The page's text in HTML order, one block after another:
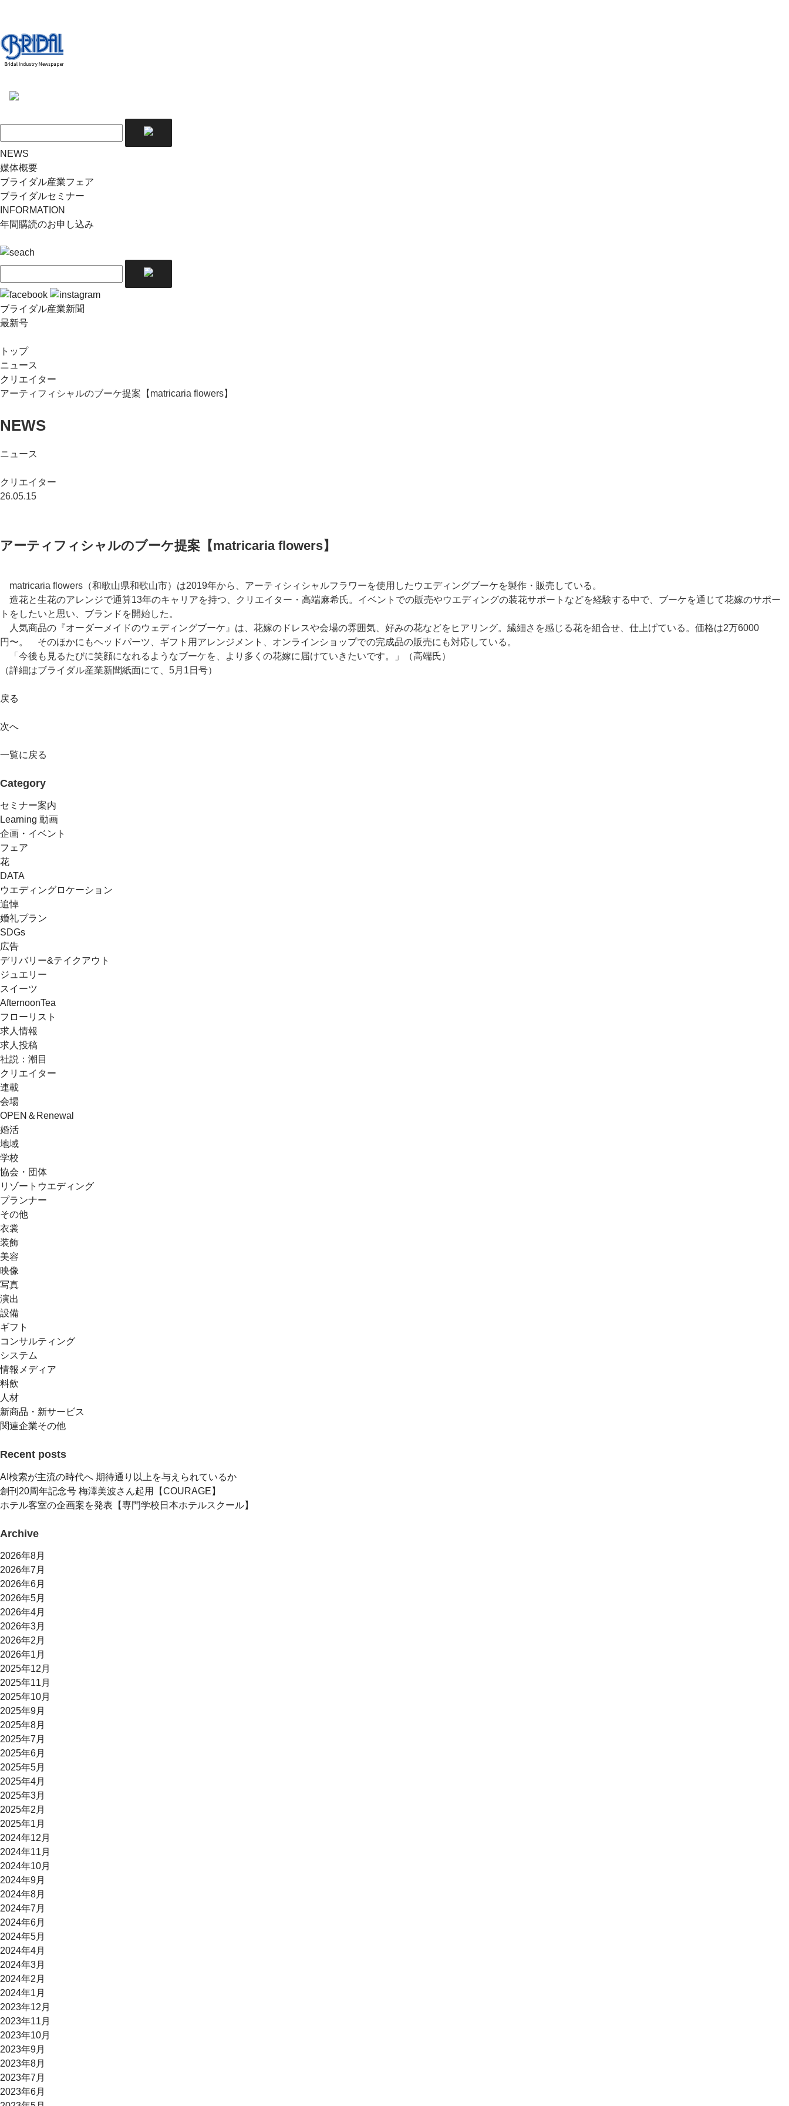
NEWS
媒体概要
ブライダル産業フェア
ブライダルセミナー
INFORMATION
年間購読のお申し込み
ブライダル産業新聞
最新号
トップ
ニュース
クリエイター
アーティフィシャルのブーケ提案【matricaria flowers】
NEWS
ニュース
クリエイター
26.05.15
アーティフィシャルのブーケ提案【matricaria flowers】
matricaria flowers（和歌山県和歌山市）は2019年から、アーティシィシャルフラワーを使用したウエディングブーケを製作・販売している。
造花と生花のアレンジで通算13年のキャリアを持つ、クリエイター・高端麻希氏。イベントでの販売やウエディングの装花サポートなどを経験する中で、ブーケを通じて花嫁のサポー
トをしたいと思い、ブランドを開始した。
人気商品の『オーダーメイドのウェディングブーケ』は、花嫁のドレスや会場の雰囲気、好みの花などをヒアリング。繊細さを感じる花を組合せ、仕上げている。価格は2万6000
円〜。 そのほかにもヘッドパーツ、ギフト用アレンジメント、オンラインショップでの完成品の販売にも対応している。
「今後も見るたびに笑顔になれるようなブーケを、より多くの花嫁に届けていきたいです。」（高端氏）
（詳細はブライダル産業新聞紙面にて、5月1日号）
戻る
次へ
一覧に戻る
Category
セミナー案内
Learning 動画
企画・イベント
フェア
花
DATA
ウエディングロケーション
追悼
婚礼プラン
SDGs
広告
デリバリー&テイクアウト
ジュエリー
スイーツ
AfternoonTea
フローリスト
求人情報
求人投稿
社説：潮目
クリエイター
連載
会場
OPEN＆Renewal
婚活
地域
学校
協会・団体
リゾートウエディング
プランナー
その他
衣裳
装飾
美容
映像
写真
演出
設備
ギフト
コンサルティング
システム
情報メディア
料飲
人材
新商品・新サービス
関連企業その他
Recent posts
AI検索が主流の時代へ 期待通り以上を与えられているか
創刊20周年記念号 梅澤美波さん起用【COURAGE】
ホテル客室の企画案を発表【専門学校日本ホテルスクール】
Archive
2026年8月
2026年7月
2026年6月
2026年5月
2026年4月
2026年3月
2026年2月
2026年1月
2025年12月
2025年11月
2025年10月
2025年9月
2025年8月
2025年7月
2025年6月
2025年5月
2025年4月
2025年3月
2025年2月
2025年1月
2024年12月
2024年11月
2024年10月
2024年9月
2024年8月
2024年7月
2024年6月
2024年5月
2024年4月
2024年3月
2024年2月
2024年1月
2023年12月
2023年11月
2023年10月
2023年9月
2023年8月
2023年7月
2023年6月